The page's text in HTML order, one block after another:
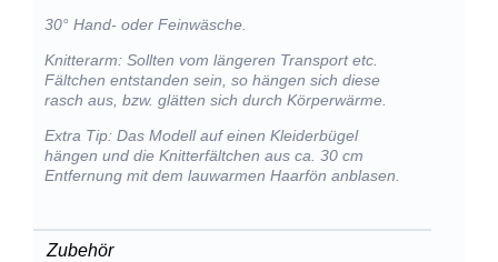
30° Hand- oder Feinwäsche.
Knitterarm: Sollten vom längeren Transport etc.
Fältchen entstanden sein, so hängen sich diese
rasch aus, bzw. glätten sich durch Körperwärme.
Extra Tip: Das Modell auf einen Kleiderbügel
hängen und die Knitterfältchen aus ca. 30 cm
Entfernung mit dem lauwarmen Haarfön anblasen.
Zubehör